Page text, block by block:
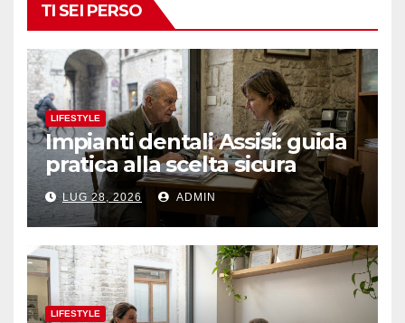
TI SEI PERSO
LIFESTYLE
Impianti dentali Assisi: guida
pratica alla scelta sicura
LUG 28, 2026 ADMIN
LIFESTYLE